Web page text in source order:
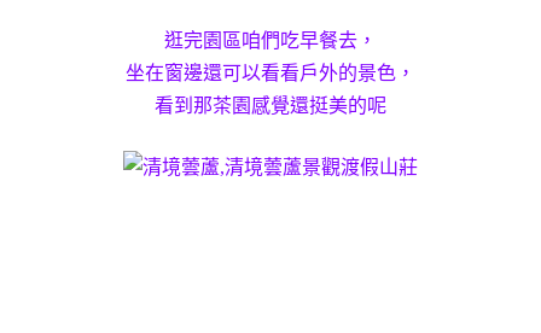
逛完園區咱們吃早餐去，
坐在窗邊還可以看看戶外的景色，
看到那茶園感覺還挺美的呢